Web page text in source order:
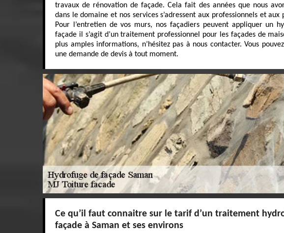
travaux de rénovation de façade. Cela fait des années que nous
dans le domaine et nos services s’adressent aux professionnels et aux
Pour l’entretien de vos murs, nos façadiers peuvent appliquer un
façade il s’agit d’un traitement professionnel pour les façades de
plus amples informations, n’hésitez pas à nous contacter. Vous
une demande de devis à tout moment.
Ce qu’il faut connaitre sur le tarif d’un traitement
façade à Saman et ses environs